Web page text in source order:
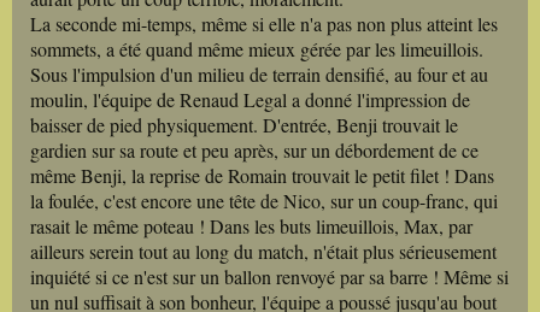
La seconde mi-temps, même si elle n'a pas non plus atteint les
sommets, a été quand même mieux gérée par les limeuillois.
Sous l'impulsion d'un milieu de terrain densifié, au four et au
moulin, l'équipe de Renaud Legal a donné l'impression de
baisser de pied physiquement. D'entrée, Benji trouvait le
gardien sur sa route et peu après, sur un débordement de ce
même Benji, la reprise de Romain trouvait le petit filet ! Dans
la foulée, c'est encore une tête de Nico, sur un coup-franc, qui
rasait le même poteau ! Dans les buts limeuillois, Max, par
ailleurs serein tout au long du match, n'était plus sérieusement
inquiété si ce n'est sur un ballon renvoyé par sa barre ! Même si
un nul suffisait à son bonheur, l'équipe a poussé jusqu'au bout